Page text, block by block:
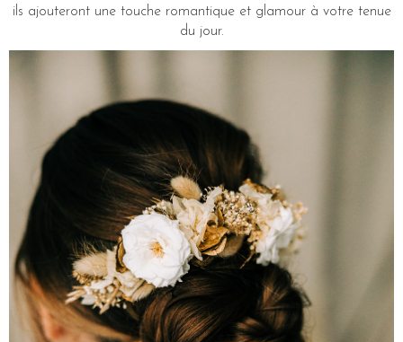
ils ajouteront une touche romantique et glamour à votre tenue
du jour.